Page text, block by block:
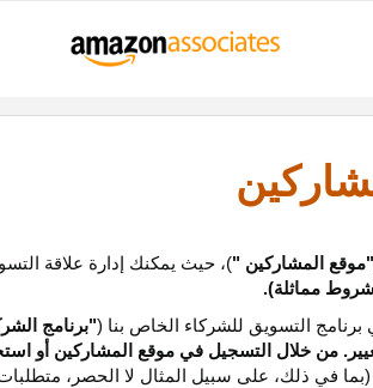
"موقع المشاركين ")، حيث يمكنك إدارة علاقة
شروط مماثلة).
التسويق للشركاء الخاص بنا ("برنامج
من خلال التسجيل في موقع المشاركين أو
(بما في ذلك، على سبيل المثال لا الحصر،